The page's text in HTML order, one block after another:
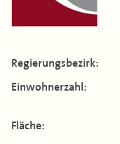
Kontakt
43.
Flächen
Landkreis
Landkreis Calw
Landkreis
Regierungs­bezirk:
Einwohner­zahl:
Fläche: